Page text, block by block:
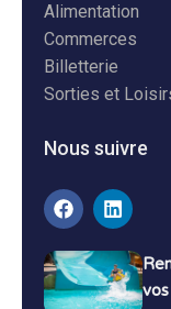
Alimentation
Commerces
Billetterie
Sorties et
Nous suivre